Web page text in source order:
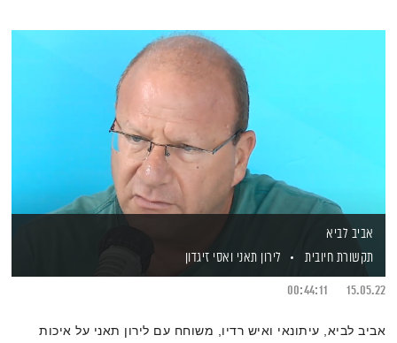
אביב לביא
תקשורת חיובית
לירון תאני ואסי זיגדון
15.05.22
00:44:11
אביב לביא, עיתונאי ואיש רדיו, משוחח עם לירון תאני על איכות